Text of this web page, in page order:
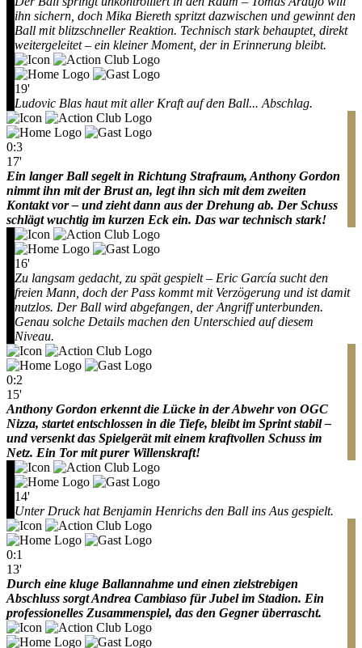
ihn sichern, doch Mika Biereth spritzt dazwischen und gewinnt den
Ball mit blitzschneller Reaktion. Technisch stark behauptet, direkt
weitergeleitet – ein kleiner Moment, der in Erinnerung bleibt.
19'
Ludovic Blas haut mit aller Kraft auf den Ball... Abschlag.
0:3
17'
Ein langer Ball segelt in Richtung Strafraum, Anthony Gordon
nimmt ihn mit der Brust an, legt ihn sich mit dem zweiten
Kontakt vor – und zieht dann aus der Drehung ab. Der Schuss
schlägt wuchtig im kurzen Eck ein. Das war technisch stark!
16'
Zu langsam gedacht, zu spät gespielt – Eric García sucht den
freien Mann, doch der Pass kommt mit Verzögerung und ist damit
nutzlos. Der Ball wird abgefangen, der Angriff unterbunden.
Genau solche Details machen den Unterschied auf diesem
Niveau.
0:2
15'
Anthony Gordon erkennt die Lücke in der Abwehr von OGC
Nizza, startet entschlossen in die Tiefe, bleibt im Sprint stabil –
und versenkt das Spielgerät mit einem kraftvollen Schuss im
Netz. Ein Tor mit purer Willenskraft!
14'
Unter Druck hat Benjamin Henrichs den Ball ins Aus gespielt.
0:1
13'
Durch eine kluge Ballannahme und einen zielstrebigen
Abschluss sorgt Andrea Cambiaso für Jubel im Stadion. Ein
professionelles Zusammenspiel, das den Gegner überrascht.